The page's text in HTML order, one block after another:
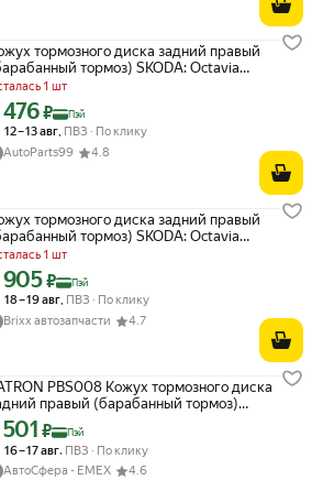
тормозного диска задний правый
тормоз) SKODA: Octavia
1Z) 96-13, Roomster 06-15
1 шт
с картой Яндекс Пэй 3476 ₽ вместо
476₽ Пэй
12 – 13 авг, ПВЗ
По клику
AutoParts99
4.8
тормозного диска задний правый
тормоз) SKODA: Octavia
1Z) 96-13, Roomster 06-15 PATRON арт.
1 шт
с картой Яндекс Пэй 3905 ₽ вместо
905₽ Пэй
18 – 19 авг ПВЗ
По клику
Brixx автозапчасти
4.7
PBS008 Кожух тормозного диска
правый (барабанный тормоз)
Octavia (1U/1Z) 96-13, Roomster 06-
с картой Яндекс Пэй 3501 ₽ вместо
₽ Пэй
16 – 17 авг, ПВЗ
По клику
АвтоСфера - ЕМЕХ
4.6